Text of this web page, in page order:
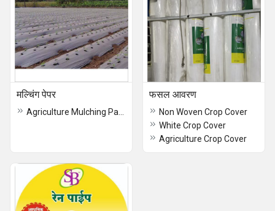
मल्चिंग पेपर फसल आवरण
Non Woven Crop Cover
White Crop Cover
Agriculture Crop Cover